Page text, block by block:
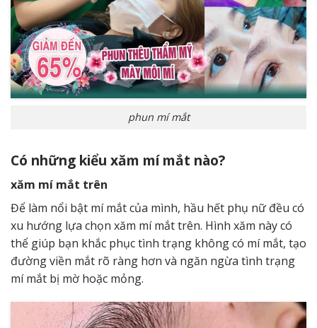
phun mí mắt
Có những kiểu xăm mí mắt nào?
xăm mí mắt trên
Để làm nổi bật mí mắt của mình, hầu hết phụ nữ đều có
xu hướng lựa chọn xăm mí mắt trên. Hình xăm này có
thể giúp bạn khắc phục tình trạng không có mí mắt, tạo
đường viền mắt rõ ràng hơn và ngăn ngừa tình trạng
mí mắt bị mờ hoặc mỏng.